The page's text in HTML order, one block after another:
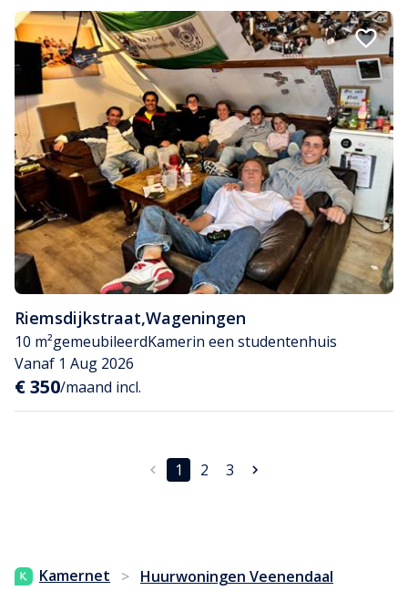
Riemsdijkstraat,Wageningen
10 m²gemeubileerdKamerin een studentenhuis
Vanaf 1 Aug 2026
€ 350/maand incl.
1 2 3
Kamernet > Huurwoningen Veenendaal